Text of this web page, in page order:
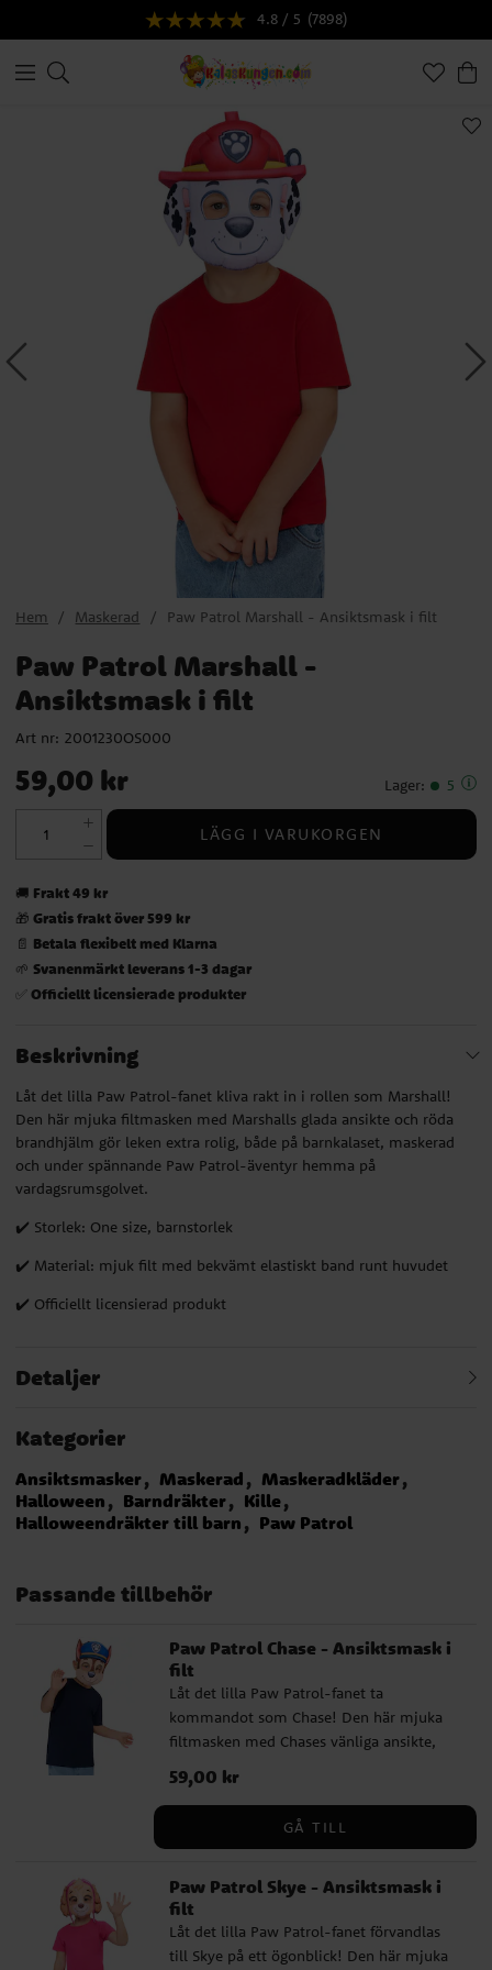
4.8 / 5 (7898)
Hem Maskerad Paw Patrol Marshall - Ansiktsmask i filt
Paw Patrol Marshall -
Ansiktsmask i filt
Art nr: 2001230OS000
Pris: 59,00 kr
59,00 kr Lager: 5
LÄGG I VARUKORGEN
🚚 Frakt 49 kr
🎁 Gratis frakt över 599 kr
📄 Betala flexibelt med Klarna
🌱 Svanenmärkt leverans 1-3 dagar
✅ Officiellt licensierade produkter
Beskrivning
Låt det lilla Paw Patrol-fanet kliva rakt in i rollen som Marshall!
Den här mjuka filtmasken med Marshalls glada ansikte och röda
brandhjälm gör leken extra rolig, både på barnkalaset, maskerad
och under spännande Paw Patrol-äventyr hemma på
vardagsrumsgolvet.
✔️ Storlek: One size, barnstorlek
✔️ Material: mjuk filt med bekvämt elastiskt band runt huvudet
✔️ Officiellt licensierad produkt
Detaljer
Kategorier
Ansiktsmasker Maskerad
Maskeradkläder
Halloween
Barndräkter
Kille
Halloweendräkter till barn
Paw Patrol
Passande tillbehör
Paw Patrol Chase - Ansiktsmask i
filt
Låt det lilla Paw Patrol-fanet ta
kommandot som Chase! Den här mjuka
filtmasken med Chases vänliga ansikte,
spetsiga hundöron och blå polishatt gör
leken extra rolig, både på barnkalaset,
maskerad och när det är Paw Patrol-
äventyr hemma på vardagsrumsgolvet. ✔️
mjuk filt med bekvämt elastiskt band runt
huvudet ✔️ Officiellt licensierad produkt
Pris:59,00 kr
59,00 kr
GÅ TILL
Paw Patrol Skye - Ansiktsmask i
filt
Låt det lilla Paw Patrol-fanet förvandlas
till Skye på ett ögonblick! Den här mjuka